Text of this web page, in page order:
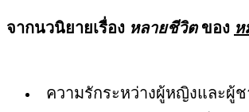
จากนวนิยายเรื่อง หลายชีวิตของ ห
ความรักระหว่างผู้หญิงและผู้